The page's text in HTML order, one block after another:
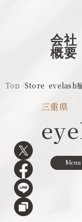
会社
概要
Menu
Top Store eyelash
三重県